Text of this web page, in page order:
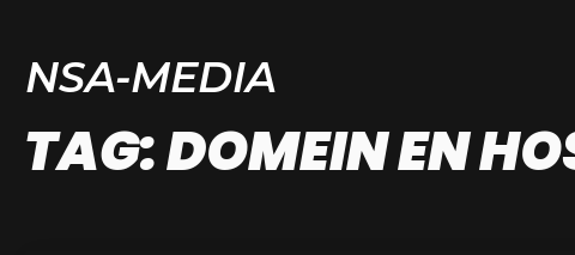
NSA-MEDIA
TAG:DOMEIN EN